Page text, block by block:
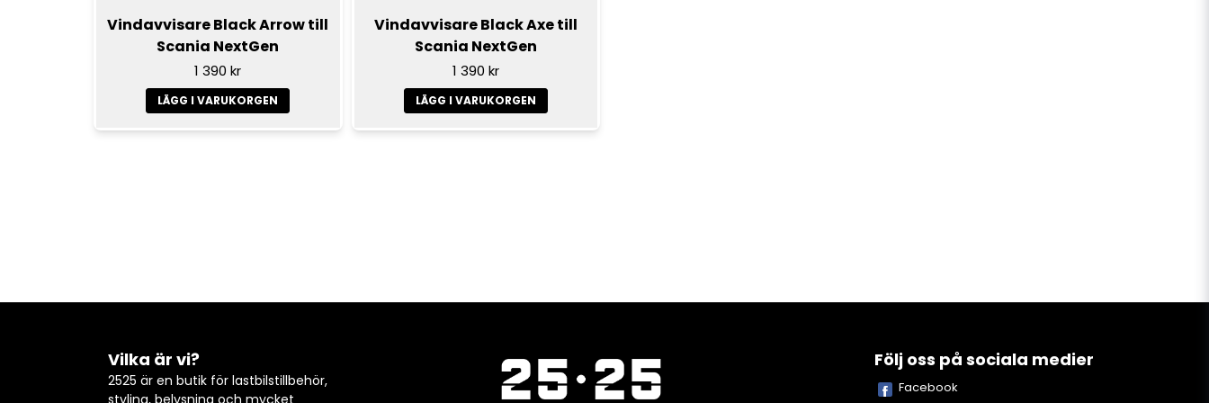
Vindavvisare Black Arrow till
Scania NextGen
1 390 kr
LÄGG I VARUKORGEN
Vindavvisare Black Axe till
Scania NextGen
1 390 kr
LÄGG I VARUKORGEN
Vilka är vi?
2525 är en butik för lastbilstillbehör,
Följ oss på sociala medier
Facebook